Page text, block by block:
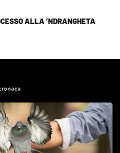
ALLA ’NDRANGHETA